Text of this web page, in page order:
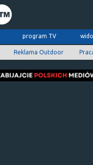
program TV
Reklama Outdoor